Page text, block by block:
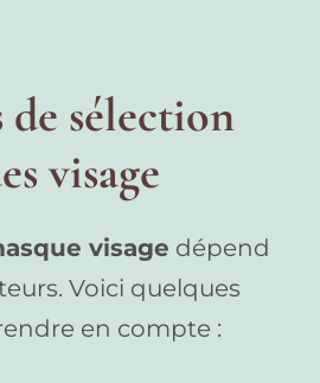
sélection
visage
visage dépend
Voici quelques
en compte :